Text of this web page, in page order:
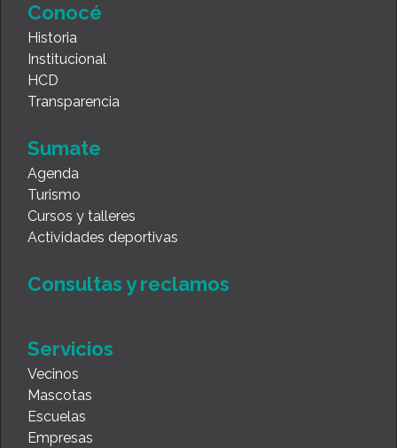
Conocé
Historia
Institucional
HCD
Transparencia
Sumate
Agenda
Turismo
Cursos y talleres
Actividades deportivas
Consultas y reclamos
Servicios
Vecinos
Mascotas
Escuelas
Empresas